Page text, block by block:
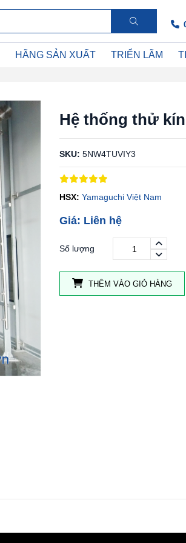
HÃNG SẢN XUẤT TRIỂN LÃM
Hệ thống thử
SKU: 5NW4TUVIY3
HSX: Yamaguchi Việt Nam
Giá: Liên hệ
Số lượng
THÊM VÀO GIỎ HÀNG